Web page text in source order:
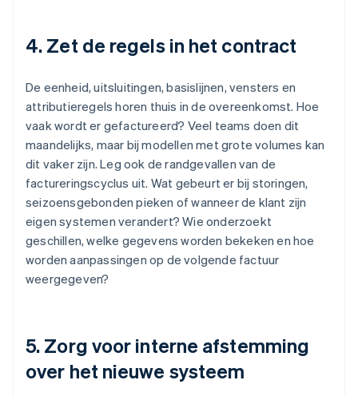
4. Zet de regels in het contract
De eenheid, uitsluitingen, basislijnen, vensters en
attributieregels horen thuis in de overeenkomst. Hoe
vaak wordt er gefactureerd? Veel teams doen dit
maandelijks, maar bij modellen met grote volumes kan
dit vaker zijn. Leg ook de randgevallen van de
factureringscyclus uit. Wat gebeurt er bij storingen,
seizoensgebonden pieken of wanneer de klant zijn
eigen systemen verandert? Wie onderzoekt
geschillen, welke gegevens worden bekeken en hoe
worden aanpassingen op de volgende factuur
weergegeven?
5. Zorg voor interne afstemming
over het nieuwe systeem